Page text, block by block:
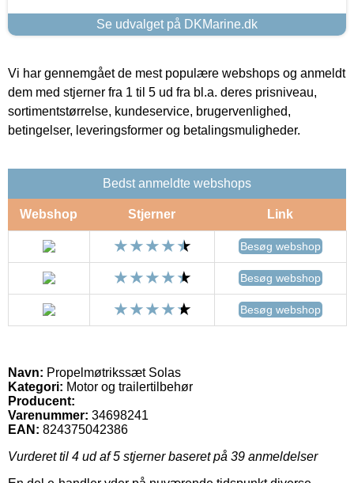
Se udvalget på DKMarine.dk
Vi har gennemgået de mest populære webshops og anmeldt
dem med stjerner fra 1 til 5 ud fra bl.a. deres prisniveau,
sortimentstørrelse, kundeservice, brugervenlighed,
betingelser, leveringsformer og betalingsmuligheder.
Bedst anmeldte webshops
Webshop Stjerner Link
Besøg webshop
Besøg webshop
Besøg webshop
Navn: Propelmøtrikssæt Solas
Kategori: Motor og trailertilbehør
Producent:
Varenummer: 34698241
EAN: 824375042386
Vurderet til 4 ud af 5 stjerner baseret på 39 anmeldelser